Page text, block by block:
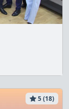
5 (18)